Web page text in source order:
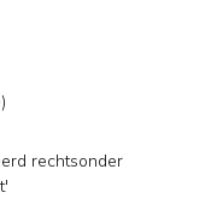
rechtsonder